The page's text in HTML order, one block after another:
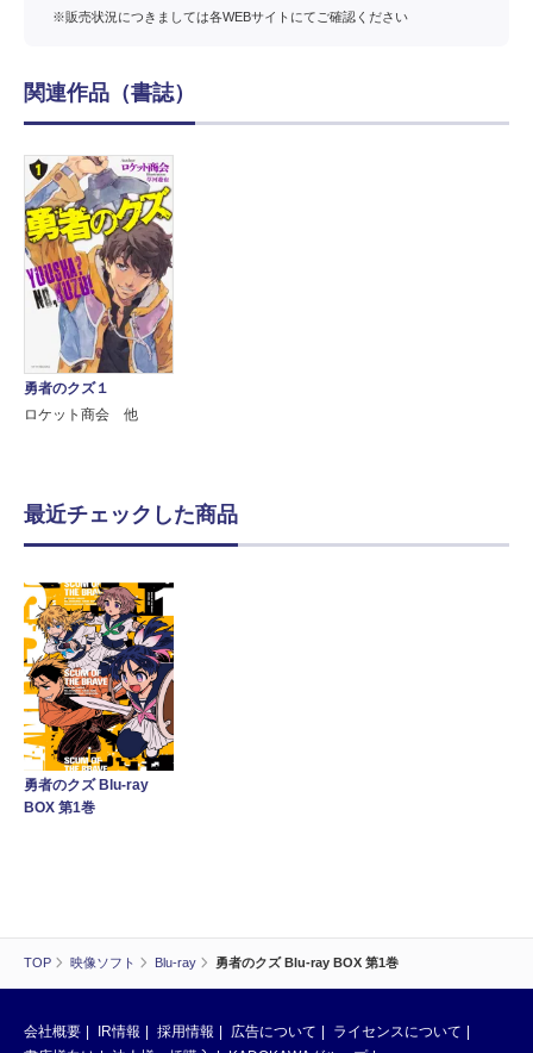
TOP 映像ソフト Blu-ray 勇者のクズ Blu-ray BOX 第1巻
※販売状況につきましては各WEBサイトにてご確認ください
関連作品（書誌）
勇者のクズ１
ロケット商会 他
最近チェックした商品
勇者のクズ Blu-ray
BOX 第1巻
会社概要 IR情報 採用情報 広告について
ライセンスについて